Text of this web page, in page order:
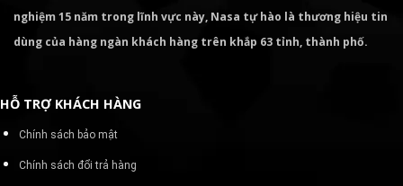
nghiệm 15 năm trong lĩnh vực này, Nasa tự hào là thương hiệu tin
dùng của hàng ngàn khách hàng trên khắp 63 tỉnh, thành phố.
HỖ TRỢ KHÁCH HÀNG
Chính sách bảo mật
Chính sách đổi trả hàng